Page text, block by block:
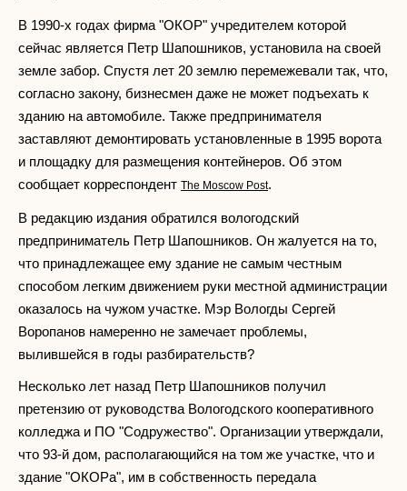
В 1990-х годах фирма "ОКОР" учредителем которой
сейчас является Петр Шапошников, установила на своей
земле забор. Спустя лет 20 землю перемежевали так, что,
согласно закону, бизнесмен даже не может подъехать к
зданию на автомобиле. Также предпринимателя
заставляют демонтировать установленные в 1995 ворота
и площадку для размещения контейнеров. Об этом
сообщает корреспондент The Moscow Post.
В редакцию издания обратился вологодский
предприниматель Петр Шапошников. Он жалуется на то,
что принадлежащее ему здание не самым честным
способом легким движением руки местной администрации
оказалось на чужом участке. Мэр Вологды Сергей
Воропанов намеренно не замечает проблемы,
вылившейся в годы разбирательств?
Несколько лет назад Петр Шапошников получил
претензию от руководства Вологодского кооперативного
колледжа и ПО "Содружество". Организации утверждали,
что 93-й дом, располагающийся на том же участке, что и
здание "ОКОРа", им в собственность передала